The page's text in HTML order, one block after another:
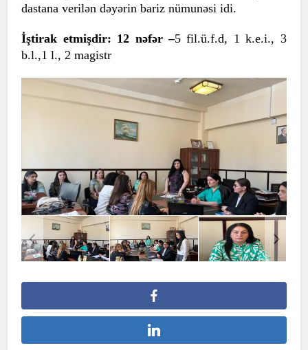
dastana verilən dəyərin bariz nümunəsi idi.
İştirak etmişdir: 12 nəfər –5 fil.ü.f.d, 1 k.e.i., 3
b.l.,1 l., 2 magistr